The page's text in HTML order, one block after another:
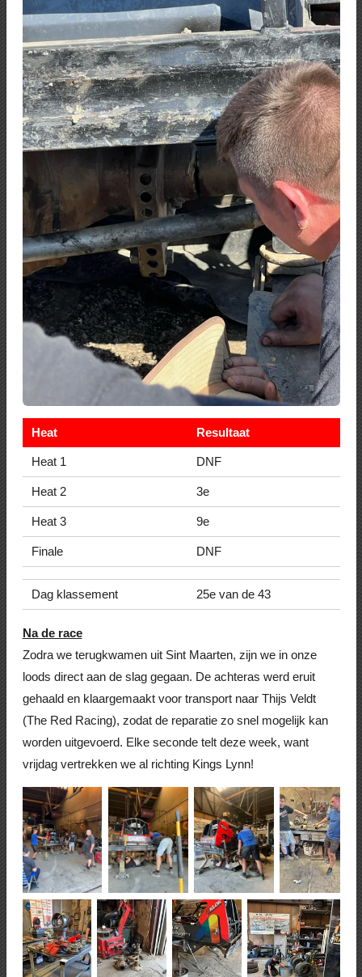
Heat Resultaat
Heat 1 DNF
Heat 2 3e
Heat 3 9e
Finale DNF
Dag klassement 25e van de 43
Na de race
Zodra we terugkwamen uit Sint Maarten, zijn we in onze
loods direct aan de slag gegaan. De achteras werd eruit
gehaald en klaargemaakt voor transport naar Thijs Veldt
(The Red Racing), zodat de reparatie zo snel mogelijk kan
worden uitgevoerd. Elke seconde telt deze week, want
vrijdag vertrekken we al richting Kings Lynn!